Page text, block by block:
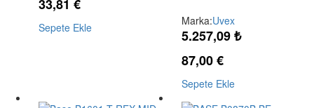
33,81 €
Sepete Ekle Marka:Uvex
5.257,09₺
87,00€
Sepete Ekle